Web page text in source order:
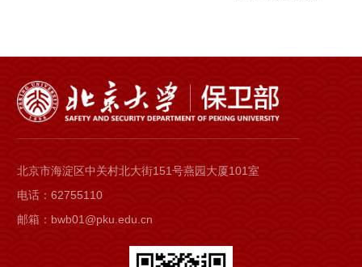
北京市海淀区中关村北大街151号燕园大厦101室
电话：62755110
邮箱：bwb01@pku.edu.cn